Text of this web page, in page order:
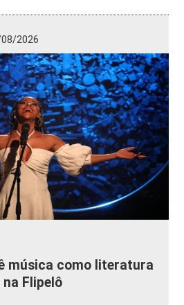
2026
música como literatura
Flipelô